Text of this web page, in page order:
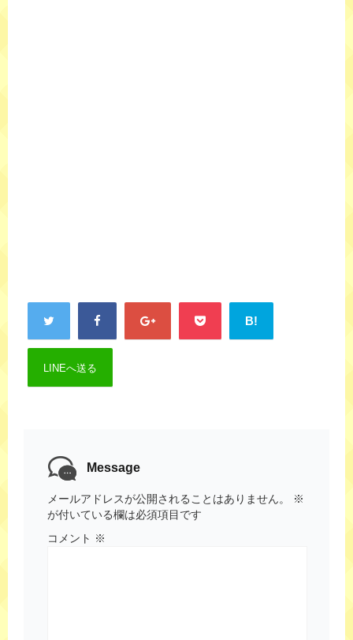
B!
LINEへ送る
Message
メールアドレスが公開されることはありません。
※
が付いている欄は必須項目です
コメント ※